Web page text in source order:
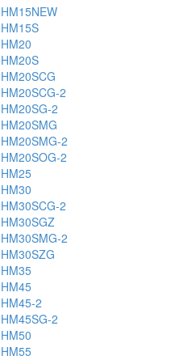
HM15NEW
HM15S
HM20
HM20S
HM20SCG
HM20SCG-2
HM20SG-2
HM20SMG
HM20SMG-2
HM20SOG-2
HM25
HM30
HM30SCG-2
HM30SGZ
HM30SMG-2
HM30SZG
HM35
HM45
HM45-2
HM45SG-2
HM50
HM55